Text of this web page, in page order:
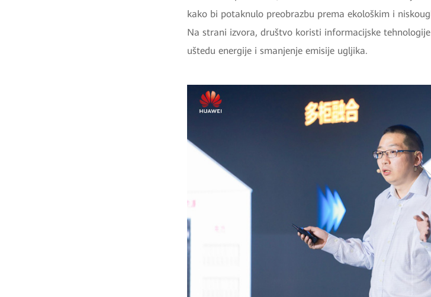
kako bi potaknulo preobrazbu prema ekološkim i
Na strani izvora, društvo koristi informacijske
uštedu energije i smanjenje emisije ugljika.